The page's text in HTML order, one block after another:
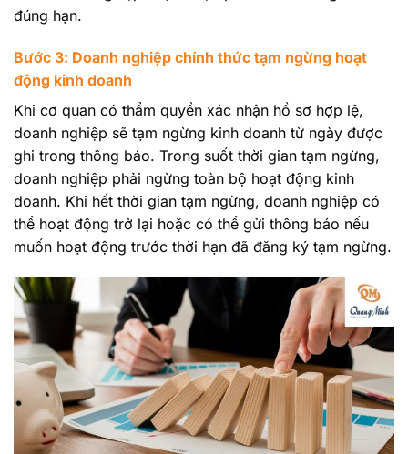
đúng hạn.
Bước 3: Doanh nghiệp chính thức tạm ngừng hoạt
động kinh doanh
Khi cơ quan có thẩm quyền xác nhận hồ sơ hợp lệ,
doanh nghiệp sẽ tạm ngừng kinh doanh từ ngày được
ghi trong thông báo. Trong suốt thời gian tạm ngừng,
doanh nghiệp phải ngừng toàn bộ hoạt động kinh
doanh. Khi hết thời gian tạm ngừng, doanh nghiệp có
thể hoạt động trở lại hoặc có thể gửi thông báo nếu
muốn hoạt động trước thời hạn đã đăng ký tạm ngừng.